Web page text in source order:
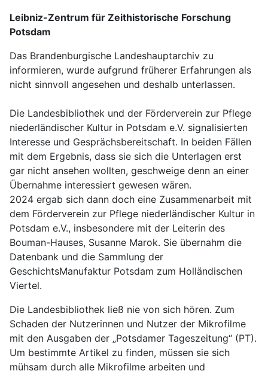
Leibniz-Zentrum für Zeithistorische Forschung
Potsdam
Das Brandenburgische Landeshauptarchiv zu
informieren, wurde aufgrund früherer Erfahrungen als
nicht sinnvoll angesehen und deshalb unterlassen.
Die Landesbibliothek und der Förderverein zur Pflege
niederländischer Kultur in Potsdam e.V. signalisierten
Interesse und Gesprächsbereitschaft. In beiden Fällen
mit dem Ergebnis, dass sie sich die Unterlagen erst
gar nicht ansehen wollten, geschweige denn an einer
Übernahme interessiert gewesen wären.
2024 ergab sich dann doch eine Zusammenarbeit mit
dem Förderverein zur Pflege niederländischer Kultur in
Potsdam e.V., insbesondere mit der Leiterin des
Bouman-Hauses, Susanne Marok. Sie übernahm die
Datenbank und die Sammlung der
GeschichtsManufaktur Potsdam zum Holländischen
Viertel.
Die Landesbibliothek ließ nie von sich hören. Zum
Schaden der Nutzerinnen und Nutzer der Mikrofilme
mit den Ausgaben der „Potsdamer Tageszeitung“ (PT).
Um bestimmte Artikel zu finden, müssen sie sich
mühsam durch alle Mikrofilme arbeiten und